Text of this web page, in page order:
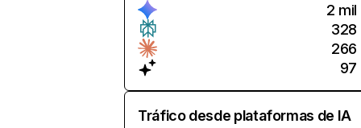
2 mil
328
266
97
Tráfico desde plataformas de IA